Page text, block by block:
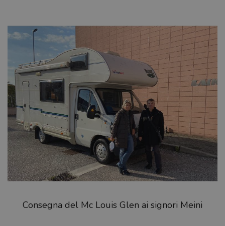
Consegna del Mc Louis Glen ai signori Meini